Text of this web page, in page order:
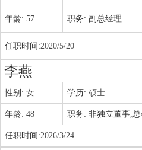
年龄: 57 职务: 副总经理
任职时间:2020/5/20
李燕
性别: 女 学历: 硕士
年龄: 48 职务: 非独立董事,
任职时间:2026/3/24